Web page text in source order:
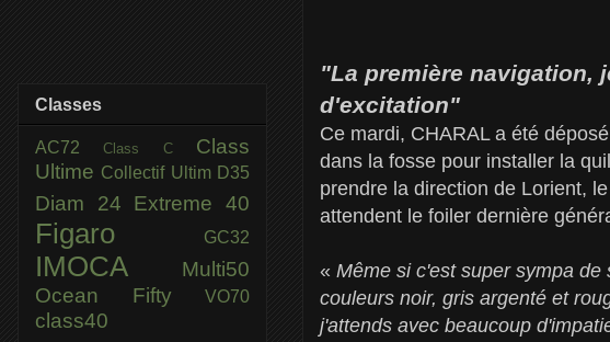
"La première navigation,
d'excitation"
Ce mardi, CHARAL a été
dans la fosse pour installer la
prendre la direction de Lorient,
attendent le foiler dernière
« Même si c'est super sympa
couleurs noir, gris argenté et
j'attends avec beaucoup
Classes
AC72Class C Class
Ultime Collectif Ultim D35
Diam 24 Extreme 40
Figaro GC32
IMOCA
Multi50
Ocean Fifty
VO70
class40